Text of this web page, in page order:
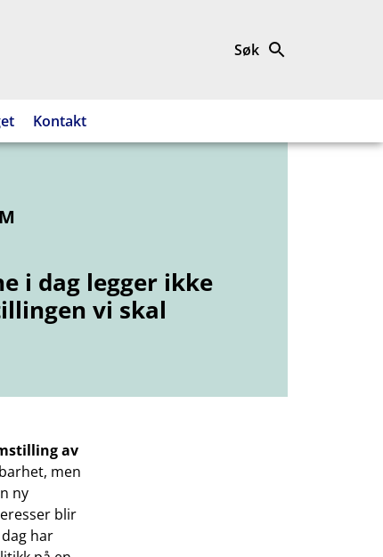
Søk
Kontakt
i dag legger ikke
vi skal
av
men
ny
blir
har